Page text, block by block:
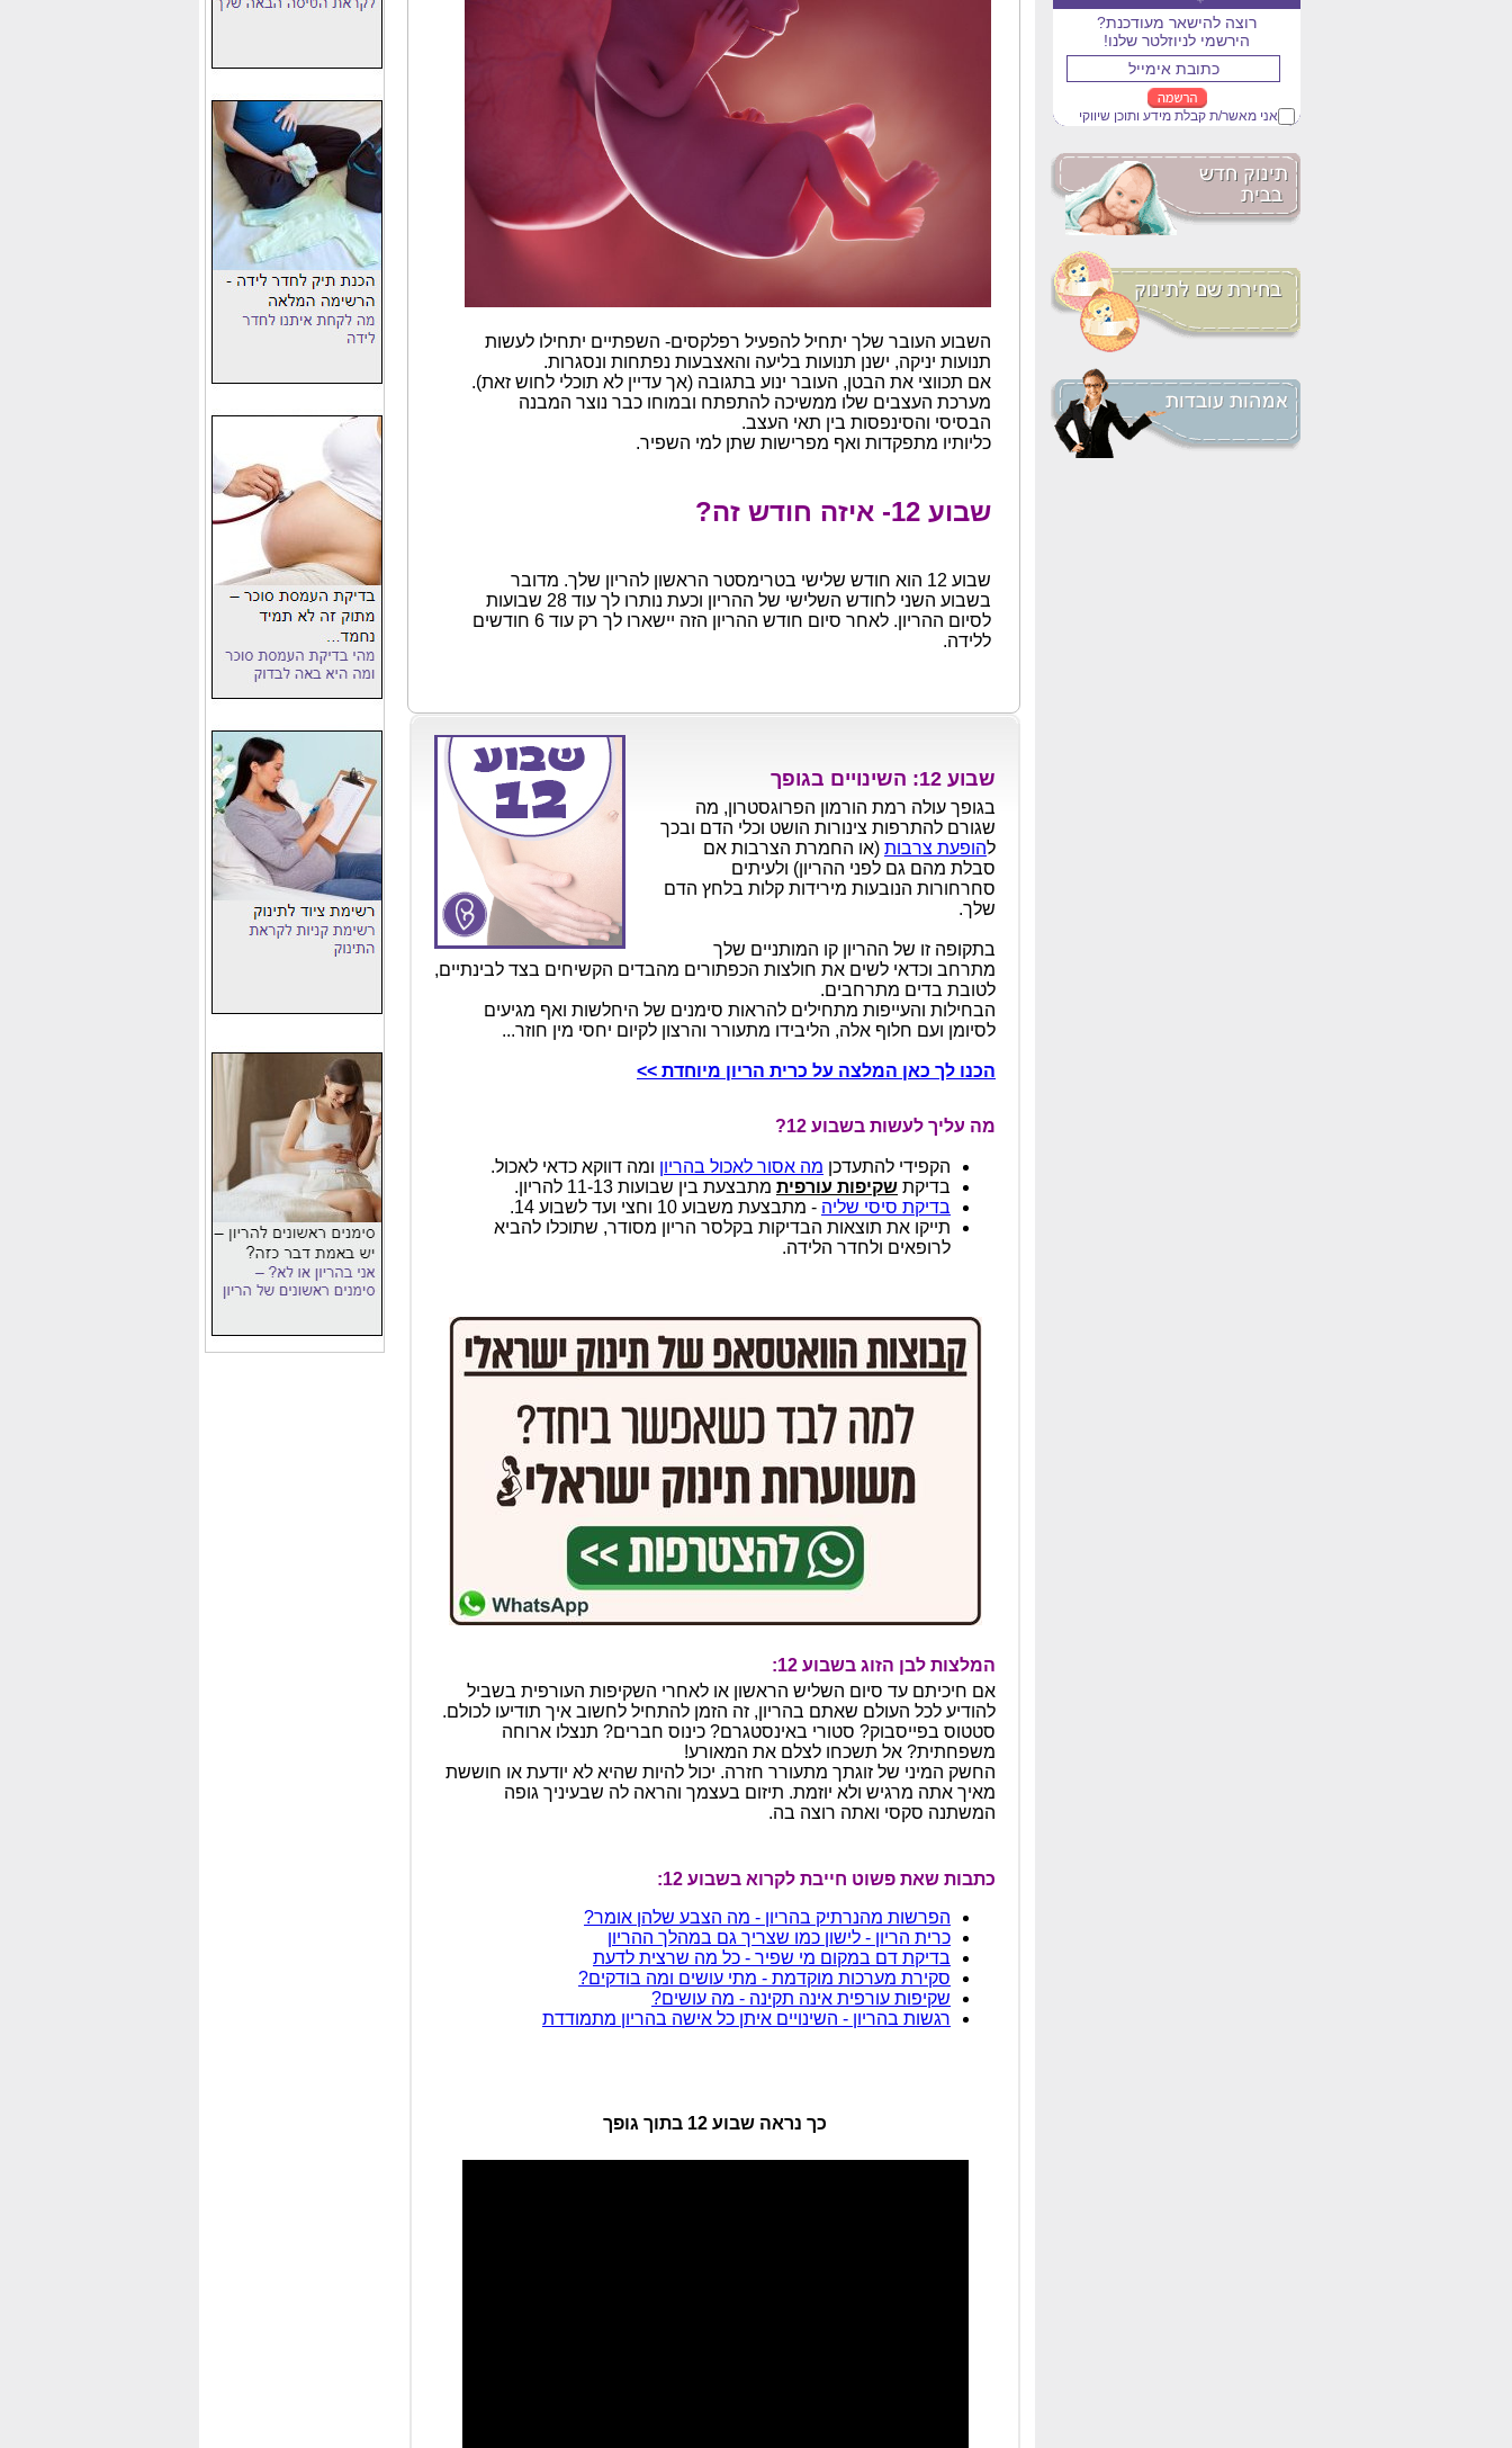
רוצה להישאר מעודכנת?
הירשמי לניוזלטר שלנו!
אני מאשר/ת קבלת מידע ותוכן שיווקי
השבוע העובר שלך יתחיל להפעיל רפלקסים- השפתיים יתחילו לעשות
תנועות יניקה, ישנן תנועות בליעה והאצבעות נפתחות ונסגרות.
אם תכווצי את הבטן, העובר ינוע בתגובה (אך עדיין לא תוכלי לחוש זאת).
מערכת העצבים שלו ממשיכה להתפתח ובמוחו כבר נוצר המבנה
הבסיסי והסינפסות בין תאי העצב.
כליותיו מתפקדות ואף מפרישות שתן למי השפיר.
שבוע 12- איזה חודש זה?
שבוע 12 הוא חודש שלישי בטרימסטר הראשון להריון שלך. מדובר
בשבוע השני לחודש השלישי של ההריון וכעת נותרו לך עוד 28 שבועות
לסיום ההריון. לאחר סיום חודש ההריון הזה יישארו לך רק עוד 6 חודשים
ללידה.
שבוע 12: השינויים בגופך
בגופך עולה רמת הורמון הפרוגסטרון, מה
שגורם להתרפות צינורות הושט וכלי הדם ובכך
להופעת צרבות (או החמרת הצרבות אם
סבלת מהם גם לפני ההריון) ולעיתים
סחרחורות הנובעות מירידות קלות בלחץ הדם
שלך.
בתקופה זו של ההריון קו המותניים שלך
מתרחב וכדאי לשים את חולצות הכפתורים מהבדים הקשיחים בצד לבינתיים,
לטובת בדים מתרחבים.
הבחילות והעייפות מתחילים להראות סימנים של היחלשות ואף מגיעים
לסיומן ועם חלוף אלה, הליבידו מתעורר והרצון לקיום יחסי מין חוזר...
הכנו לך כאן המלצה על כרית הריון מיוחדת >>
מה עליך לעשות בשבוע 12?
הקפידי להתעדכן מה אסור לאכול בהריון ומה דווקא כדאי לאכול.
בדיקת שקיפות עורפית מתבצעת בין שבועות 11-13 להריון.
בדיקת סיסי שליה - מתבצעת משבוע 10 וחצי ועד לשבוע 14.
תייקו את תוצאות הבדיקות בקלסר הריון מסודר, שתוכלו להביא
לרופאים ולחדר הלידה.
המלצות לבן הזוג בשבוע 12:
אם חיכיתם עד סיום השליש הראשון או לאחרי השקיפות העורפית בשביל
להודיע לכל העולם שאתם בהריון, זה הזמן להתחיל לחשוב איך תודיעו לכולם.
סטטוס בפייסבוק? סטורי באינסטגרם? כינוס חברים? תנצלו ארוחה
משפחתית? אל תשכחו לצלם את המאורע!
החשק המיני של זוגתך מתעורר חזרה. יכול להיות שהיא לא יודעת או חוששת
מאיך אתה מרגיש ולא יוזמת. תיזום בעצמך והראה לה שבעיניך גופה
המשתנה סקסי ואתה רוצה בה.
כתבות שאת פשוט חייבת לקרוא בשבוע 12:
הפרשות מהנרתיק בהריון - מה הצבע שלהן אומר?
כרית הריון - לישון כמו שצריך גם במהלך ההריון
בדיקת דם במקום מי שפיר - כל מה שרצית לדעת
סקירת מערכות מוקדמת - מתי עושים ומה בודקים?
שקיפות עורפית אינה תקינה - מה עושים?
רגשות בהריון - השינויים איתן כל אישה בהריון מתמודדת
כך נראה שבוע 12 בתוך גופך